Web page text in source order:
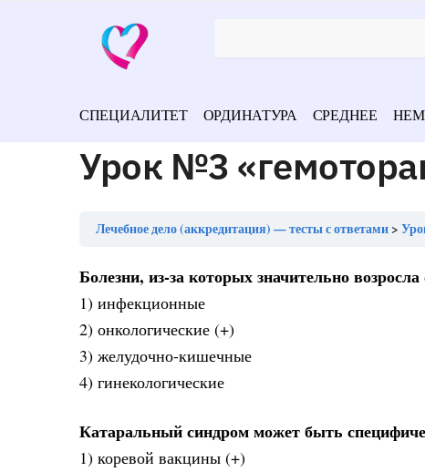
СПЕЦИАЛИТЕТ ОРДИНАТУРА СРЕДНЕЕ
Урок №3
Лечебное дело (аккредитация) — тесты с ответами
Болезни, из-за которых значительно
1) инфекционные
2) онкологические (+)
3) желудочно-кишечные
4) гинекологические
Катаральный синдром может быть
1) коревой вакцины (+)